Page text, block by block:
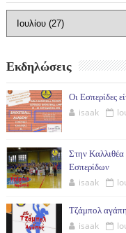
Εκδηλώσεις
Οι Εσπερίδες
isaak
Στην Καλλιθέα
Εσπερίδων
isaak
Τζάμπολ
isaak